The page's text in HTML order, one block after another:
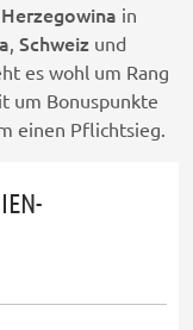
in
, Schweiz und
es wohl um Rang
um Bonuspunkte
einen Pflichtsieg.